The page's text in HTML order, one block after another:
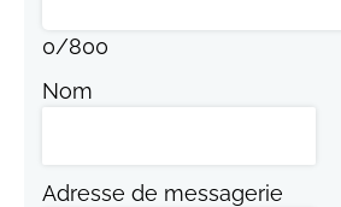
0/800
Nom
Adresse de messagerie